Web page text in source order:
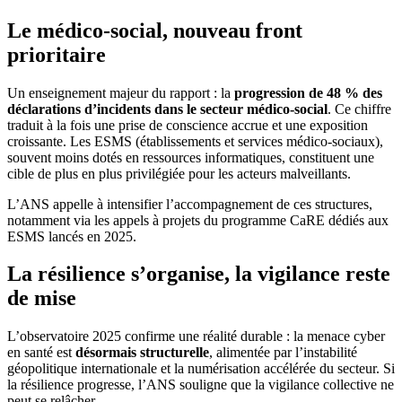
Le médico-social, nouveau front
prioritaire
Un enseignement majeur du rapport : la progression de 48 % des
déclarations d’incidents dans le secteur médico-social. Ce chiffre
traduit à la fois une prise de conscience accrue et une exposition
croissante. Les ESMS (établissements et services médico-sociaux),
souvent moins dotés en ressources informatiques, constituent une
cible de plus en plus privilégiée pour les acteurs malveillants.
L’ANS appelle à intensifier l’accompagnement de ces structures,
notamment via les appels à projets du programme CaRE dédiés aux
ESMS lancés en 2025.
La résilience s’organise, la vigilance reste
de mise
L’observatoire 2025 confirme une réalité durable : la menace cyber
en santé est désormais structurelle, alimentée par l’instabilité
géopolitique internationale et la numérisation accélérée du secteur. Si
la résilience progresse, l’ANS souligne que la vigilance collective ne